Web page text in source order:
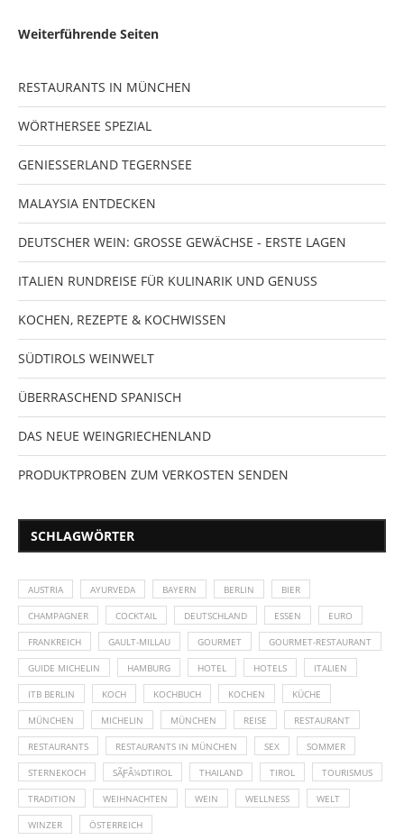
Weiterführende Seiten
RESTAURANTS IN MÜNCHEN
WÖRTHERSEE SPEZIAL
GENIESSERLAND TEGERNSEE
MALAYSIA ENTDECKEN
DEUTSCHER WEIN: GROSSE GEWÄCHSE - ERSTE LAGEN
ITALIEN RUNDREISE FÜR KULINARIK UND GENUSS
KOCHEN, REZEPTE & KOCHWISSEN
SÜDTIROLS WEINWELT
ÜBERRASCHEND SPANISCH
DAS NEUE WEINGRIECHENLAND
PRODUKTPROBEN ZUM VERKOSTEN SENDEN
SCHLAGWÖRTER
AUSTRIA AYURVEDA BAYERN BERLIN BIER
CHAMPAGNER COCKTAIL DEUTSCHLAND ESSEN EURO
FRANKREICH GAULT-MILLAU GOURMET GOURMET-RESTAURANT
GUIDE MICHELIN HAMBURG HOTEL HOTELS ITALIEN
ITB BERLIN KOCH KOCHBUCH KOCHEN KÜCHE
MÜNCHEN MICHELIN MÜNCHEN REISE RESTAURANT
RESTAURANTS RESTAURANTS IN MÜNCHEN SEX SOMMER
STERNEKOCH SÃƑÂ¼DTIROL THAILAND TIROL TOURISMUS
TRADITION WEIHNACHTEN WEIN WELLNESS WELT
WINZER ÖSTERREICH